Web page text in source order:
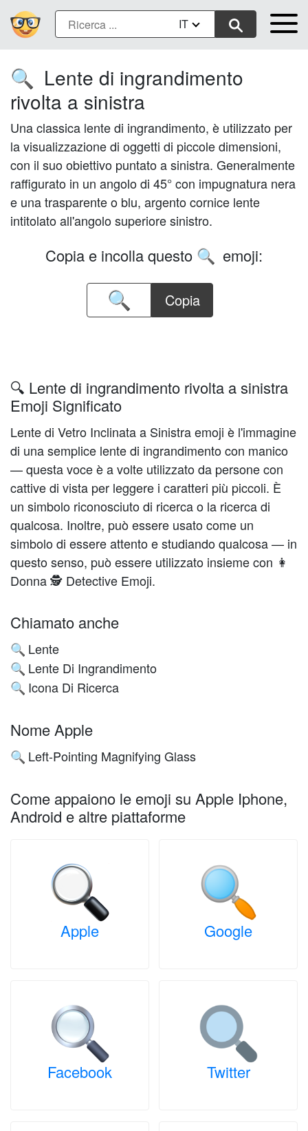
IT
🔍
Lente di ingrandimento
rivolta a sinistra
Una classica lente di ingrandimento, è utilizzato per
la visualizzazione di oggetti di piccole dimensioni,
con il suo obiettivo puntato a sinistra. Generalmente
raffigurato in un angolo di 45° con impugnatura nera
e una trasparente o blu, argento cornice lente
intitolato all'angolo superiore sinistro.
Copia e incolla questo 🔍 emoji:
Copia
🔍 Lente di ingrandimento rivolta a sinistra
Emoji Significato
Lente di Vetro Inclinata a Sinistra emoji è l'immagine
di una semplice lente di ingrandimento con manico
— questa voce è a volte utilizzato da persone con
cattive di vista per leggere i caratteri più piccoli. È
un simbolo riconosciuto di ricerca o la ricerca di
qualcosa. Inoltre, può essere usato come un
simbolo di essere attento e studiando qualcosa — in
questo senso, può essere utilizzato insieme con 👩
Donna 🕵️ Detective Emoji.
Chiamato anche
🔍 Lente
🔍 Lente Di Ingrandimento
🔍 Icona Di Ricerca
Nome Apple
🔍 Left-Pointing Magnifying Glass
Come appaiono le emoji su Apple Iphone,
Android e altre piattaforme
Apple Google
Facebook Twitter